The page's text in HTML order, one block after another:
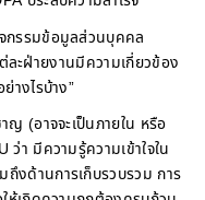
กรรมข้อมูลส่วนบุคคล
ะฝ่ายงานมีความเกี่ยวข้อง
างไรบ้าง”
ญ (อาจจะเป็นภายใน หรือ
า มีความรู้ความเข้าใจใน
งด้านการเก็บรวบรวม การ